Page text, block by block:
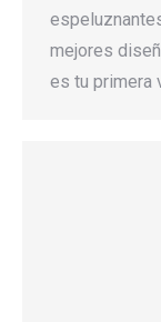
mejores
es tu primera